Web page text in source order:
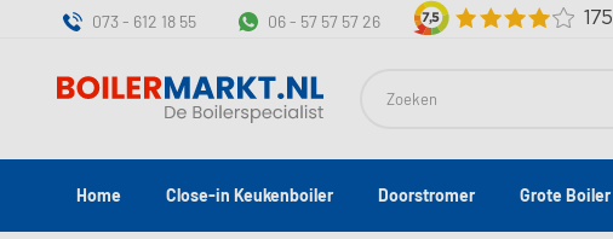
073 - 612 18 55 06 - 57 57 57 26
Home Close-in Keukenboiler Doorstromer Grote Boiler